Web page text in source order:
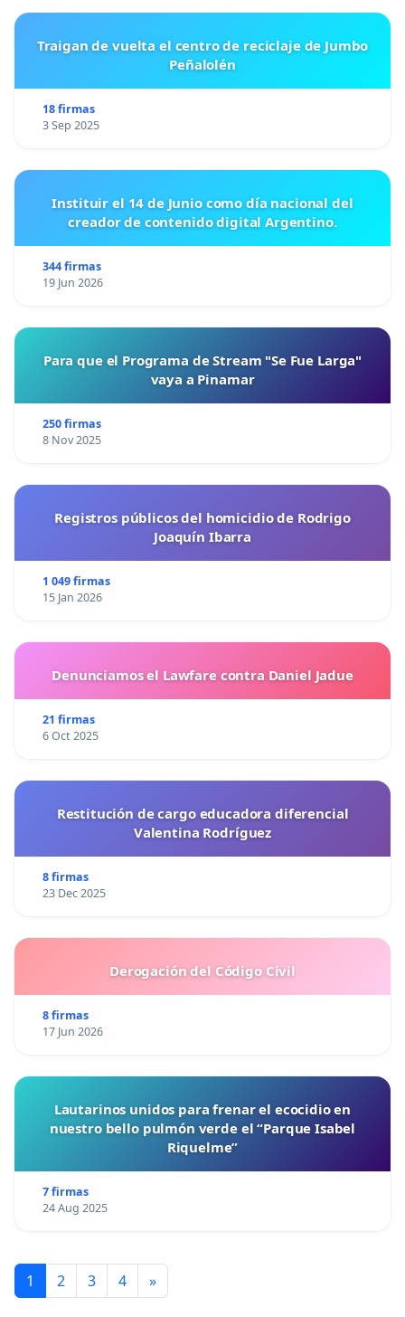
Traigan de vuelta el centro de reciclaje de Jumbo
Peñalolén
18 firmas
3 Sep 2025
Instituir el 14 de Junio como día nacional del
creador de contenido digital Argentino.
344 firmas
19 Jun 2026
Para que el Programa de Stream "Se Fue Larga"
vaya a Pinamar
250 firmas
8 Nov 2025
Registros públicos del homicidio de Rodrigo
Joaquín Ibarra
1 049 firmas
15 Jan 2026
Denunciamos el Lawfare contra Daniel Jadue
21 firmas
6 Oct 2025
Restitución de cargo educadora diferencial
Valentina Rodríguez
8 firmas
23 Dec 2025
Derogación del Código Civil
8 firmas
17 Jun 2026
Lautarinos unidos para frenar el ecocidio en
nuestro bello pulmón verde el “Parque Isabel
Riquelme”
7 firmas
24 Aug 2025
1 2 3 4 »